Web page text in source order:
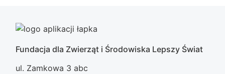
Fundacja dla Zwierząt i Środowiska Lepszy Świat
ul. Zamkowa 3 abc